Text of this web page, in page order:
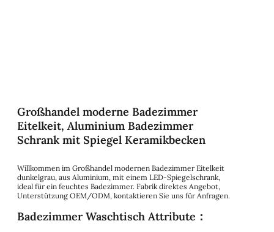
Großhandel moderne Badezimmer
Eitelkeit, Aluminium Badezimmer
Schrank mit Spiegel Keramikbecken
Willkommen im Großhandel modernen Badezimmer Eitelkeit
dunkelgrau, aus Aluminium, mit einem LED-Spiegelschrank,
ideal für ein feuchtes Badezimmer. Fabrik direktes Angebot,
Unterstützung OEM/ODM, kontaktieren Sie uns für Anfragen.
Badezimmer Waschtisch Attribute：